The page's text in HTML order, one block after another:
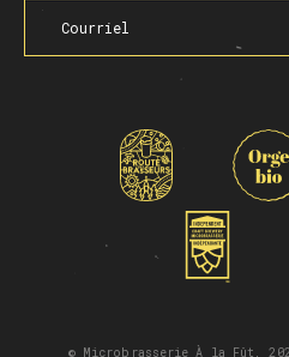
© Microbrasserie À la Fût,